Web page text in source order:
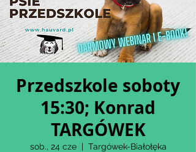
Przedszkole soboty
15:30; Konrad
TARGÓWEK
sob., 24 cze
  |
Targówek-Białołęka